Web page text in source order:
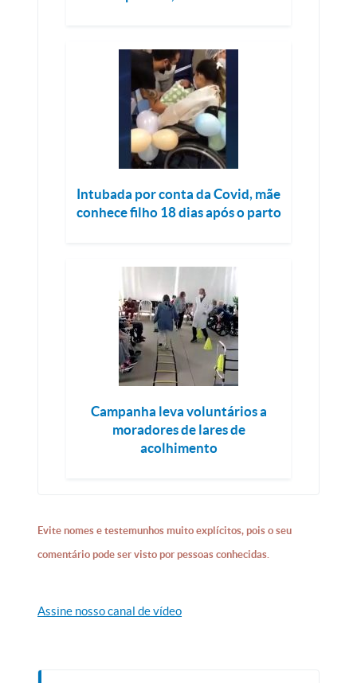
Intubada por conta da Covid, mãe
conhece filho 18 dias após o parto
Campanha leva voluntários a
moradores de lares de
acolhimento
Evite nomes e testemunhos muito explícitos, pois o seu
comentário pode ser visto por pessoas conhecidas.
Assine nosso canal de vídeo